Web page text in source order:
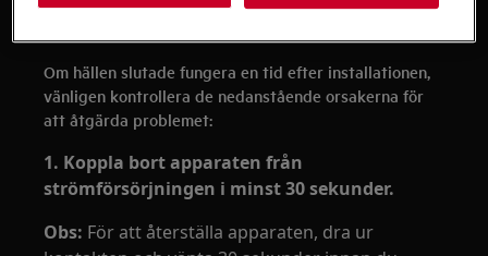
Om hällen slutade fungera en tid efter installationen,
vänligen kontrollera de nedanstående orsakerna för
att åtgärda problemet:
1. Koppla bort apparaten från
strömförsörjningen i minst 30 sekunder.
Obs: För att återställa apparaten, dra ur